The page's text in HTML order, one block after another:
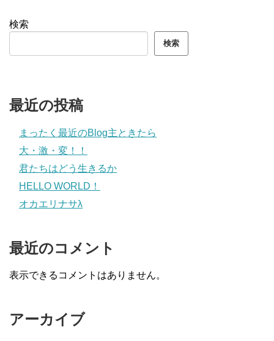
検索
検索
最近の投稿
まったく最近のBlog主ときたら
大・激・変！！
君たちはどう生きるか
HELLO WORLD！
オカエリナサλ
最近のコメント
表示できるコメントはありません。
アーカイブ